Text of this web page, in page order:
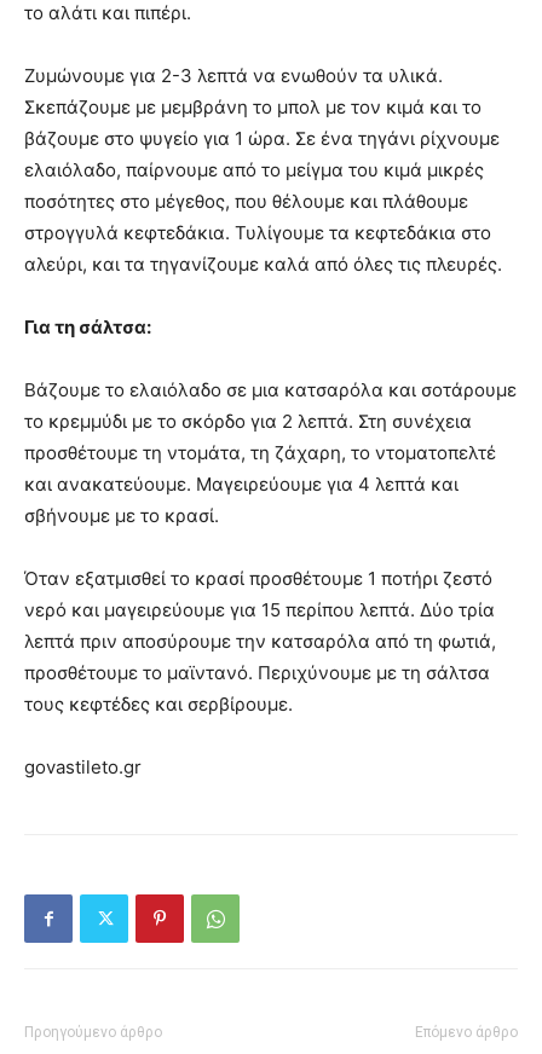
το αλάτι και πιπέρι.
Ζυμώνουμε για 2-3 λεπτά να ενωθούν τα υλικά.
Σκεπάζουμε με μεμβράνη το μπολ με τον κιμά και το
βάζουμε στο ψυγείο για 1 ώρα. Σε ένα τηγάνι ρίχνουμε
ελαιόλαδο, παίρνουμε από το μείγμα του κιμά μικρές
ποσότητες στο μέγεθος, που θέλουμε και πλάθουμε
στρογγυλά κεφτεδάκια. Τυλίγουμε τα κεφτεδάκια στο
αλεύρι, και τα τηγανίζουμε καλά από όλες τις πλευρές.
Για τη σάλτσα:
Βάζουμε το ελαιόλαδο σε μια κατσαρόλα και σοτάρουμε
το κρεμμύδι με το σκόρδο για 2 λεπτά. Στη συνέχεια
προσθέτουμε τη ντομάτα, τη ζάχαρη, το ντοματοπελτέ
και ανακατεύουμε. Μαγειρεύουμε για 4 λεπτά και
σβήνουμε με το κρασί.
Όταν εξατμισθεί το κρασί προσθέτουμε 1 ποτήρι ζεστό
νερό και μαγειρεύουμε για 15 περίπου λεπτά. Δύο τρία
λεπτά πριν αποσύρουμε την κατσαρόλα από τη φωτιά,
προσθέτουμε το μαϊντανό. Περιχύνουμε με τη σάλτσα
τους κεφτέδες και σερβίρουμε.
govastileto.gr
Προηγούμενο άρθρο Επόμενο άρθρο